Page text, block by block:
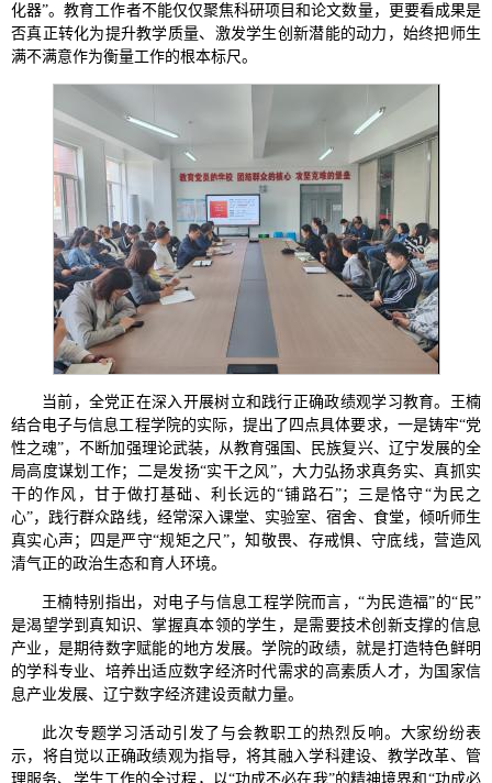
化器”。教育工作者不能仅仅聚焦科研项目和论文数量，更要看成果是
否真正转化为提升教学质量、激发学生创新潜能的动力，始终把师生
满不满意作为衡量工作的根本标尺。
当前，全党正在深入开展树立和践行正确政绩观学习教育。王楠
结合电子与信息工程学院的实际，提出了四点具体要求，一是铸牢“党
性之魂”，不断加强理论武装，从教育强国、民族复兴、辽宁发展的全
局高度谋划工作；二是发扬“实干之风”，大力弘扬求真务实、真抓实
干的作风，甘于做打基础、利长远的“铺路石”；三是恪守“为民之
心”，践行群众路线，经常深入课堂、实验室、宿舍、食堂，倾听师生
真实心声；四是严守“规矩之尺”，知敬畏、存戒惧、守底线，营造风
清气正的政治生态和育人环境。
王楠特别指出，对电子与信息工程学院而言，“为民造福”的“民”
是渴望学到真知识、掌握真本领的学生，是需要技术创新支撑的信息
产业，是期待数字赋能的地方发展。学院的政绩，就是打造特色鲜明
的学科专业、培养出适应数字经济时代需求的高素质人才，为国家信
息产业发展、辽宁数字经济建设贡献力量。
此次专题学习活动引发了与会教职工的热烈反响。大家纷纷表
示，将自觉以正确政绩观为指导，将其融入学科建设、教学改革、管
理服务、学生工作的全过程，以“功成不必在我”的精神境界和“功成必